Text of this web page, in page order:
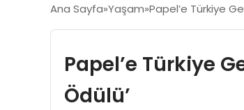
Ana Sayfa Yaşam Papel’e Türkiye
Papel’e Türkiye
Ödülü’